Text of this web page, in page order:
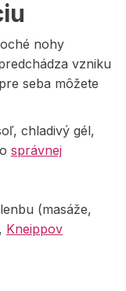
nohy
vzniku
seba môžete
chladivý gél,
správnej
(masáže,
Kneippov